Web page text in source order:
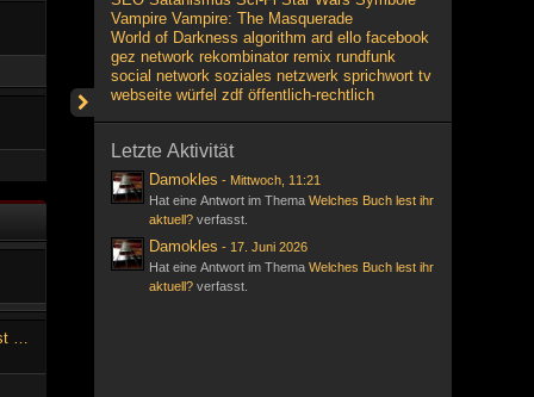
Welche Geschmack für Verdampfer ist ihr liebsten?
Vampire Vampire: The Masquerade
World of Darkness algorithm ard ello facebook
gez network rekombinator remix rundfunk
social network soziales netzwerk sprichwort tv
webseite würfel zdf öffentlich-rechtlich
Letzte Aktivität
Damokles - Mittwoch, 11:21
Hat eine Antwort im Thema Welches Buch lest ihr
aktuell?verfasst.
Damokles - 17. Juni 2026
Hat eine Antwort im Thema Welches Buch lest ihr
aktuell?verfasst.